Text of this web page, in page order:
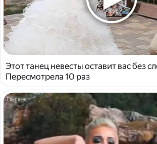
Этот танец невесты оставит вас без
Пересмотрела 10 раз